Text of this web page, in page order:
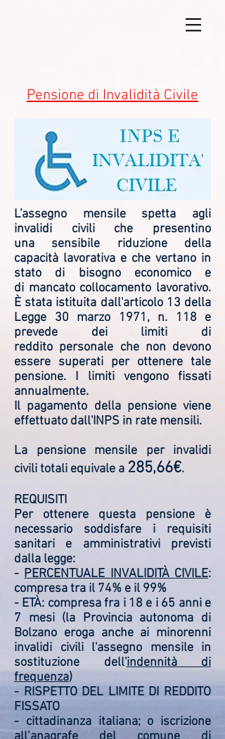
Pensione di Invalidità Civile
L'assegno mensile spetta agli
invalidi civili che presentino
una sensibile riduzione della
capacità lavorativa e che vertano in
stato di bisogno economico e
di mancato collocamento lavorativo.
È stata istituita dall'articolo 13 della
Legge 30 marzo 1971, n. 118 e
prevede dei limiti di
reddito personale che non devono
essere superati per ottenere tale
pensione. I limiti vengono fissati
annualmente.
Il pagamento della pensione viene
effettuato dall'INPS in rate mensili.
La pensione mensile per invalidi
civili totali equivale a 285,66€.
REQUISITI
Per ottenere questa pensione è
necessario soddisfare i requisiti
sanitari e amministrativi previsti
dalla legge:
- PERCENTUALE INVALIDITÀ CIVILE:
compresa tra il 74% e il 99%
- ETÀ: compresa fra i 18 e i 65 anni e
7 mesi (la Provincia autonoma di
Bolzano eroga anche ai minorenni
invalidi civili l'assegno mensile in
sostituzione dell'indennità di
frequenza)
- RISPETTO DEL LIMITE DI REDDITO
FISSATO
- cittadinanza italiana; o iscrizione